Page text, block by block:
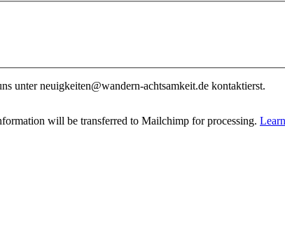
unter neuigkeiten@wandern-achtsamkeit.de kontaktierst.
will be transferred to Mailchimp for processing.